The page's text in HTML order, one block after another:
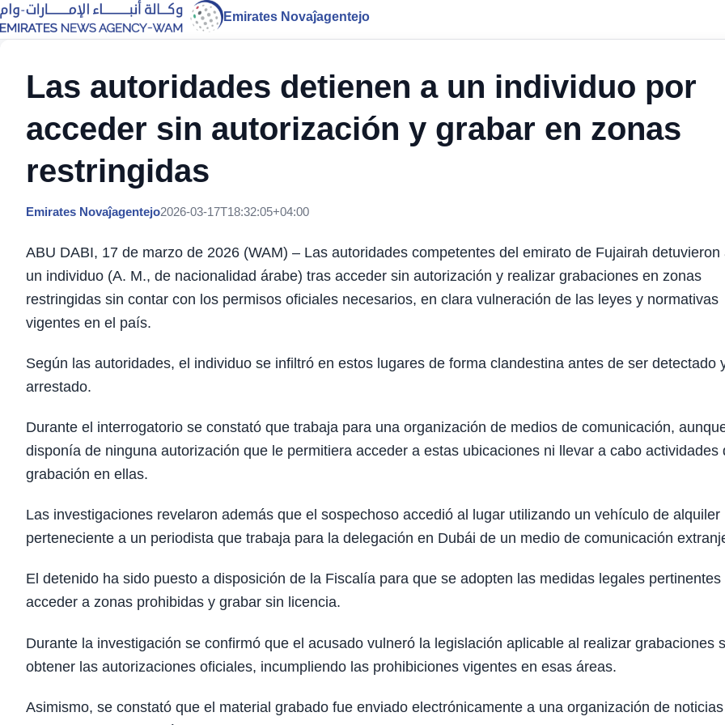
Emirates Novaĵagentejo
Las autoridades detienen a un individuo por
acceder sin autorización y grabar en zonas
restringidas
Emirates Novaĵagentejo2026-03-17T18:32:05+04:00
ABU DABI, 17 de marzo de 2026 (WAM) – Las autoridades competentes del emirato de Fujairah detuvieron
un individuo (A. M., de nacionalidad árabe) tras acceder sin autorización y realizar grabaciones en zonas
restringidas sin contar con los permisos oficiales necesarios, en clara vulneración de las leyes y normativas
vigentes en el país.
Según las autoridades, el individuo se infiltró en estos lugares de forma clandestina antes de ser detectado
arrestado.
Durante el interrogatorio se constató que trabaja para una organización de medios de comunicación,
disponía de ninguna autorización que le permitiera acceder a estas ubicaciones ni llevar a cabo actividades
grabación en ellas.
Las investigaciones revelaron además que el sospechoso accedió al lugar utilizando un vehículo de alquiler
perteneciente a un periodista que trabaja para la delegación en Dubái de un medio de comunicación
El detenido ha sido puesto a disposición de la Fiscalía para que se adopten las medidas legales pertinentes
acceder a zonas prohibidas y grabar sin licencia.
Durante la investigación se confirmó que el acusado vulneró la legislación aplicable al realizar grabaciones
obtener las autorizaciones oficiales, incumpliendo las prohibiciones vigentes en esas áreas.
Asimismo, se constató que el material grabado fue enviado electrónicamente a una organización de